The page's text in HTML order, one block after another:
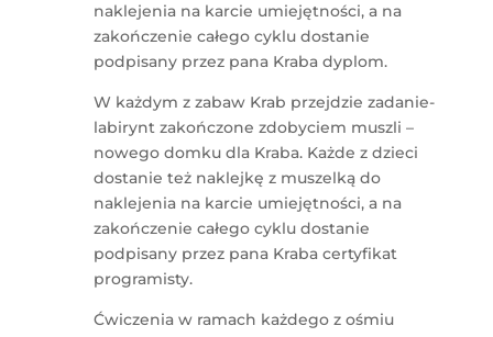
naklejenia na karcie umiejętności, a na
zakończenie całego cyklu dostanie
podpisany przez pana Kraba dyplom.
W każdym z zabaw Krab przejdzie zadanie-
labirynt zakończone zdobyciem muszli –
nowego domku dla Kraba. Każde z dzieci
dostanie też naklejkę z muszelką do
naklejenia na karcie umiejętności, a na
zakończenie całego cyklu dostanie
podpisany przez pana Kraba certyfikat
programisty.
Ćwiczenia w ramach każdego z ośmiu